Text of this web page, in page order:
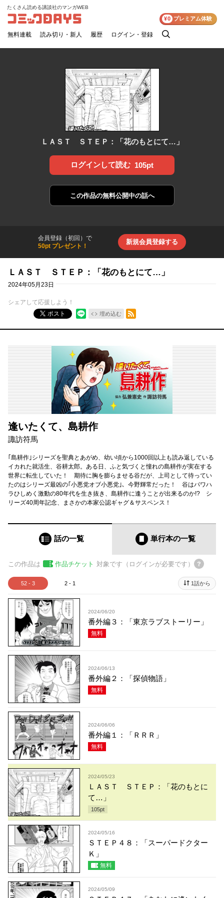
コミックDAYS
たくさん読める講談社のマンガWEB
無料連載 読み切り・新人 履歴 ログイン・登録
検
¥0 プレミアム体験
ＬＡＳＴ ＳＴＥＰ：「花のもとにて…」
ログインして読む 105pt
この作品の無料公開中の話へ
会員登録（初回）で
50pt プレゼント！
新規会員登録する
ＬＡＳＴ ＳＴＥＰ：「花のもとにて…」
2024年05月23日
シェアして応援しよう！
ポスト
埋め込む
RSSフィード
逢いたくて、島耕作
諏訪符馬
｢島耕作｣シリーズを聖典とあがめ、幼い頃から1000回以上も読み返している
イカれた就活生、谷耕太郎。ある日、ふと気づくと憧れの島耕作が実在する
世界に転生していた！ 期待に胸を膨らませる谷だが、上司として待ってい
たのはシリーズ最凶の｢小悪党オブ小悪党｣、今野輝常だった！ 谷はパワハ
ラひしめく激動の80年代を生き抜き、島耕作に逢うことが出来るのか!? シ
リーズ40周年記念、まさかの本家公認ギャグ＆サスペンス！
話の一覧 単行本の一覧
この作品は 作品チケット 対象です（ログインが必要です）
52 - 3 2 - 1 1話から
2024/06/20
番外編３：「東京ラブストーリー」
無料
2024/06/13
番外編２：「探偵物語」
無料
2024/06/06
番外編１：「ＲＲＲ」
無料
2024/05/23
ＬＡＳＴ ＳＴＥＰ：「花のもとに
て…」
105pt
2024/05/16
ＳＴＥＰ４８：「スーパードクター
Ｋ」
無料
2024/05/09